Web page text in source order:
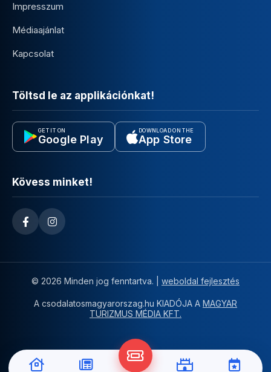
Impresszum
Médiaajánlat
Kapcsolat
Töltsd le az applikációnkat!
GET IT ON
Google Play
DOWNLOAD ON THE
App Store
Kövess minket!
© 2026 Minden jog fenntartva. | weboldal fejlesztés
A csodalatosmagyarorszag.hu KIADÓJA A MAGYAR
TURIZMUS MÉDIA KFT.